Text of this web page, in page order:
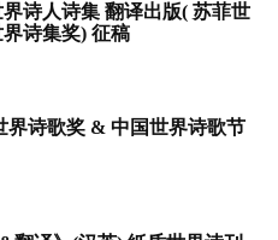
诗人诗集 翻译出版( 苏菲世
诗集奖) 征稿
界诗歌奖 & 中国世界诗歌节